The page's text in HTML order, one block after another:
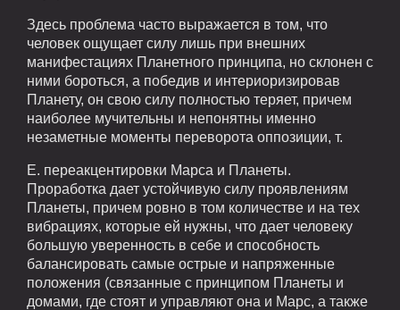
Здесь проблема часто выражается в том, что
человек ощущает силу лишь при внешних
манифестациях Планетного принципа, но склонен с
ними бороться, а победив и интериоризировав
Планету, он свою силу полностью теряет, причем
наиболее мучительны и непонятны именно
незаметные моменты переворота оппозиции, т.
Е. переакцентировки Марса и Планеты.
Проработка дает устойчивую силу проявлениям
Планеты, причем ровно в том количестве и на тех
вибрациях, которые ей нужны, что дает человеку
большую уверенность в себе и способность
балансировать самые острые и напряженные
положения (связанные с принципом Планеты и
домами, где стоят и управляют она и Марс, а также